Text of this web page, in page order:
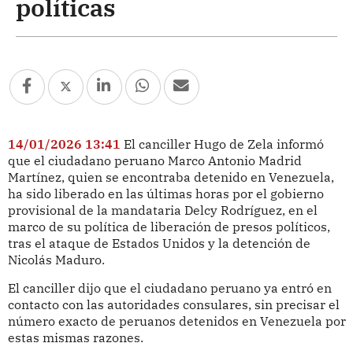
políticas
14/01/2026 13:41 El canciller Hugo de Zela informó
que el ciudadano peruano Marco Antonio Madrid
Martínez, quien se encontraba detenido en Venezuela,
ha sido liberado en las últimas horas por el gobierno
provisional de la mandataria Delcy Rodríguez, en el
marco de su política de liberación de presos políticos,
tras el ataque de Estados Unidos y la detención de
Nicolás Maduro.
El canciller dijo que el ciudadano peruano ya entró en
contacto con las autoridades consulares, sin precisar el
número exacto de peruanos detenidos en Venezuela por
estas mismas razones.